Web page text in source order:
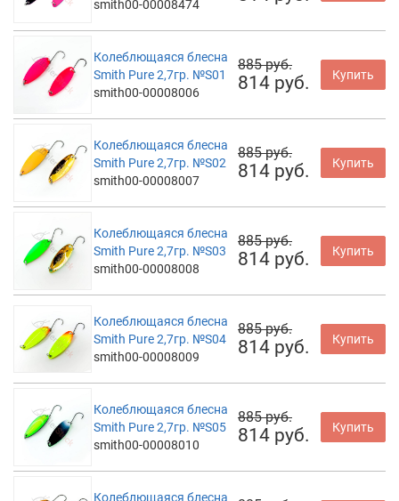
smith00-00008474
Колеблющаяся блесна
Smith Pure 2,7гр. №S01
smith00-00008006
885 руб.
814 руб. Купить
Колеблющаяся блесна
Smith Pure 2,7гр. №S02
smith00-00008007
885 руб.
814 руб. Купить
Колеблющаяся блесна
Smith Pure 2,7гр. №S03
smith00-00008008
885 руб.
814 руб. Купить
Колеблющаяся блесна
Smith Pure 2,7гр. №S04
smith00-00008009
885 руб.
814 руб. Купить
Колеблющаяся блесна
Smith Pure 2,7гр. №S05
smith00-00008010
885 руб.
814 руб. Купить
Колеблющаяся блесна